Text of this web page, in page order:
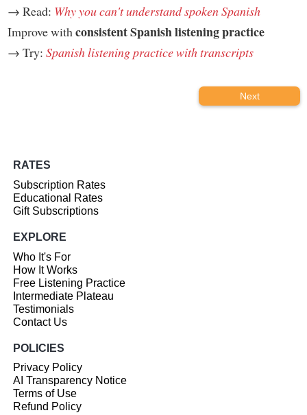
→ Read: Why you can't understand spoken Spanish
Improve with consistent Spanish listening practice
→ Try: Spanish listening practice with transcripts
Next
RATES
Subscription Rates
Educational Rates
Gift Subscriptions
EXPLORE
Who It's For
How It Works
Free Listening Practice
Intermediate Plateau
Testimonials
Contact Us
POLICIES
Privacy Policy
AI Transparency Notice
Terms of Use
Refund Policy